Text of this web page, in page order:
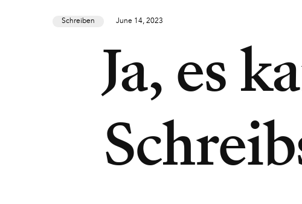
Schreiben June 14, 2023
Ja, es